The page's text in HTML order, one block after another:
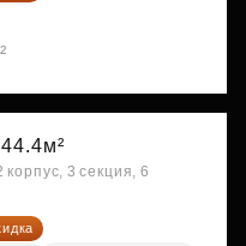
44.4м²
3 секция, 6